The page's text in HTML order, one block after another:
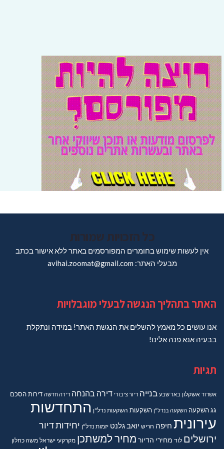
כל הזכויות שמורות
אין לעשות שימוש בחומרים המפורסמים באתר ללא אישור בכתב
מבעלי האתר: avihai.zoomat@gmail.com
האתר בתהליך הנגשה לבעלי מוגבלויות
אנו עושים כל מאמץ להשלים את הנגשת האתר! במידה ונתקלת
בבעיה אנא פנה אלינו!
תגיות
אשדוד אשקלון באר שבע בנייה דיור ציבורי דירה בהנחה דירה חדשה דירותהסכם
גגהשקעה השקעה בנדל"ן השקעות השקעות נדל"ן התחדשות
עירונית חיפה חריש יואב גלנט יזמות נדל"ן יחידות דיור
ירושלים לוד מחירי הדיור מחיר למשתכן מקרקעי ישראל משה כחלון